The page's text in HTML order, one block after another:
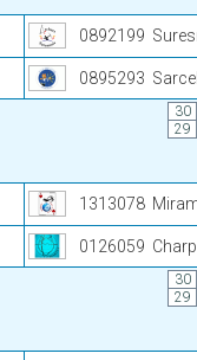
0892199
0895293
30
29
1313078
0126059
30
29